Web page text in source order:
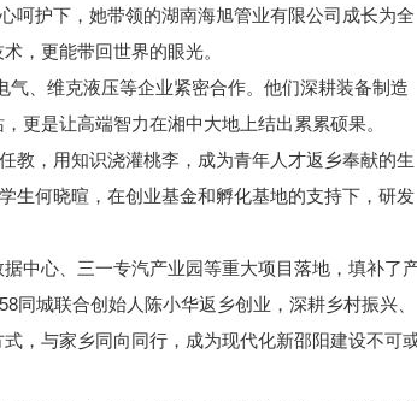
护下，她带领的湖南海旭管业有限公司成长为全
，更能带回世界的眼光。
、维克液压等企业紧密合作。他们深耕装备制造
更是让高端智力在湘中大地上结出累累硕果。
，用知识浇灌桃李，成为青年人才返乡奉献的生
生何晓暄，在创业基金和孵化基地的支持下，研发
中心、三一专汽产业园等重大项目落地，填补了
同城联合创始人陈小华返乡创业，深耕乡村振兴、
，与家乡同向同行，成为现代化新邵阳建设不可